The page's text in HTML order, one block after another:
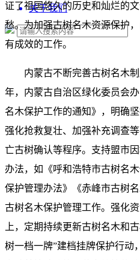
关于我们
证了祖国悠久的历史和灿烂的
愁。为加强古树名木资源保护
有成效的工作。
内蒙古不断完善古树名木
年，内蒙古自治区绿化委员会
名木保护工作的通知》，明确
强化抢救复壮、加强补充调查
亡古树确认等程序。支持盟市
办法，如《呼和浩特市古树名
保护管理办法》《赤峰市古树
古树名木保护管理工作。强化
上，定期持续更新古树名木和
树一档一牌”建档挂牌保护行动